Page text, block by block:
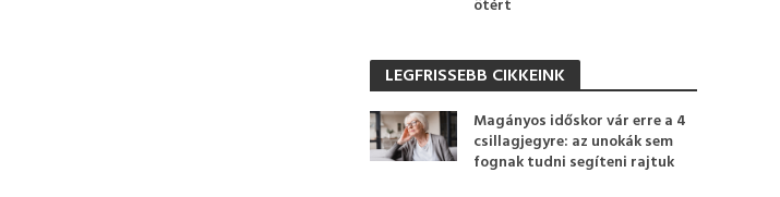
ötért
LEGFRISSEBB CIKKEINK
Magányos időskor vár erre a 4
csillagjegyre: az unokák sem
fognak tudni segíteni rajtuk